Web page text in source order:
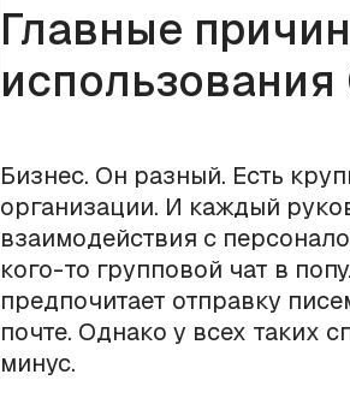
Главные
Бизнес. Он разный. Есть
организации. И каждый
взаимодействия с
кого-то групповой чат в
предпочитает отправку
почте. Однако у всех таких
минус.